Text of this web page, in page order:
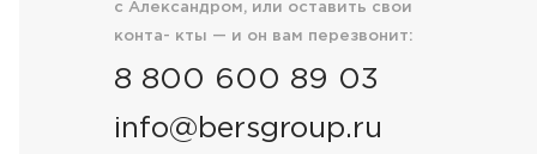
с Александром, или оставить свои
конта- кты — и он вам перезвонит:
8 800 600 89 03
info@bersgroup.ru